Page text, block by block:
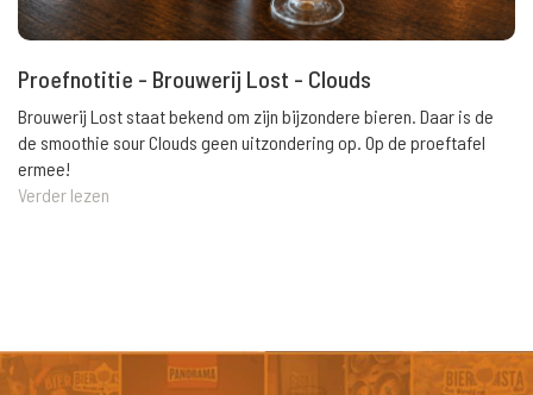
Proefnotitie - Brouwerij Lost - Clouds
Brouwerij Lost staat bekend om zijn bijzondere bieren. Daar is de
de smoothie sour Clouds geen uitzondering op. Op de proeftafel
ermee!
Verder lezen